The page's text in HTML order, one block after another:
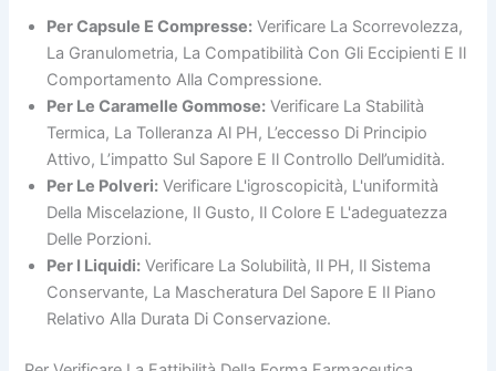
Per Capsule E Compresse: Verificare La Scorrevolezza,
La Granulometria, La Compatibilità Con Gli Eccipienti E Il
Comportamento Alla Compressione.
Per Le Caramelle Gommose: Verificare La Stabilità
Termica, La Tolleranza Al PH, L’eccesso Di Principio
Attivo, L’impatto Sul Sapore E Il Controllo Dell’umidità.
Per Le Polveri: Verificare L'igroscopicità, L'uniformità
Della Miscelazione, Il Gusto, Il Colore E L'adeguatezza
Delle Porzioni.
Per I Liquidi: Verificare La Solubilità, Il PH, Il Sistema
Conservante, La Mascheratura Del Sapore E Il Piano
Relativo Alla Durata Di Conservazione.